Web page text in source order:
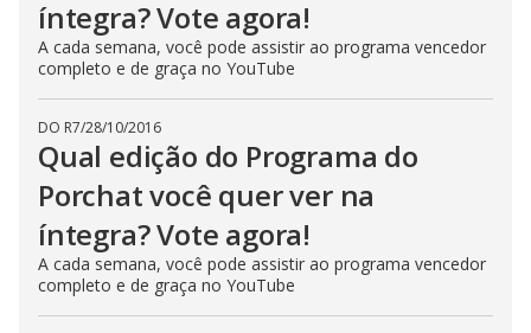
íntegra? Vote agora!
A cada semana, você pode assistir ao programa vencedor
completo e de graça no YouTube
DO R7/28/10/2016
Qual edição do Programa do
Porchat você quer ver na
íntegra? Vote agora!
A cada semana, você pode assistir ao programa vencedor
completo e de graça no YouTube